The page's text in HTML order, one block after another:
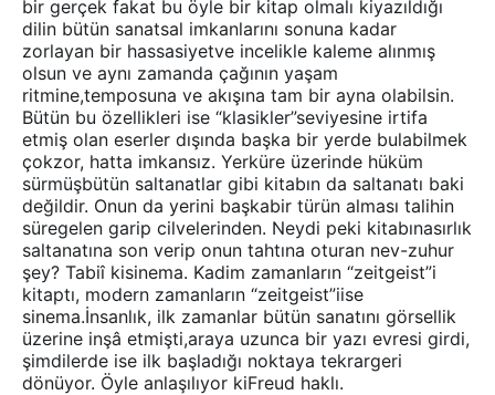
bir gerçek fakat bu öyle bir kitap olmalı kiyazıldığı
dilin bütün sanatsal imkanlarını sonuna kadar
zorlayan bir hassasiyetve incelikle kaleme alınmış
olsun ve aynı zamanda çağının yaşam
ritmine,temposuna ve akışına tam bir ayna olabilsin.
Bütün bu özellikleri ise “klasikler”seviyesine irtifa
etmiş olan eserler dışında başka bir yerde bulabilmek
çokzor, hatta imkansız. Yerküre üzerinde hüküm
sürmüşbütün saltanatlar gibi kitabın da saltanatı baki
değildir. Onun da yerini başkabir türün alması talihin
süregelen garip cilvelerinden. Neydi peki kitabınasırlık
saltanatına son verip onun tahtına oturan nev-zuhur
şey? Tabiî kisinema. Kadim zamanların “zeitgeist”i
kitaptı, modern zamanların “zeitgeist”iise
sinema.İnsanlık, ilk zamanlar bütün sanatını görsellik
üzerine inşâ etmişti,araya uzunca bir yazı evresi girdi,
şimdilerde ise ilk başladığı noktaya tekrargeri
dönüyor. Öyle anlaşılıyor kiFreud haklı.